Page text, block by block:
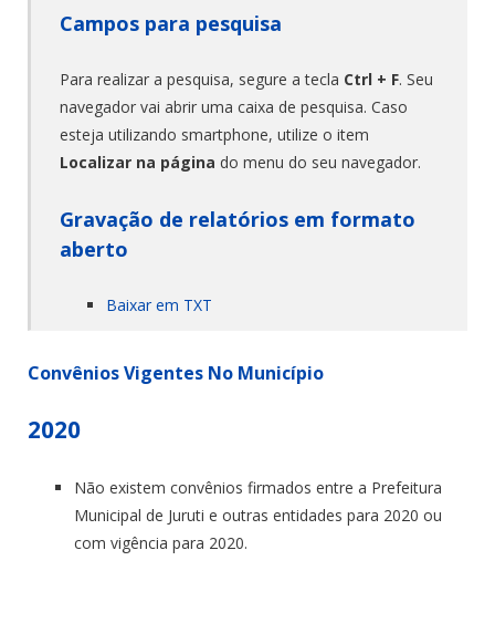
Campos para pesquisa
Para realizar a pesquisa, segure a tecla Ctrl + F. Seu
navegador vai abrir uma caixa de pesquisa. Caso
esteja utilizando smartphone, utilize o item
Localizar na página do menu do seu navegador.
Gravação de relatórios em formato
aberto
Baixar em TXT
Convênios Vigentes No Município
2020
Não existem convênios firmados entre a Prefeitura
Municipal de Juruti e outras entidades para 2020 ou
com vigência para 2020.